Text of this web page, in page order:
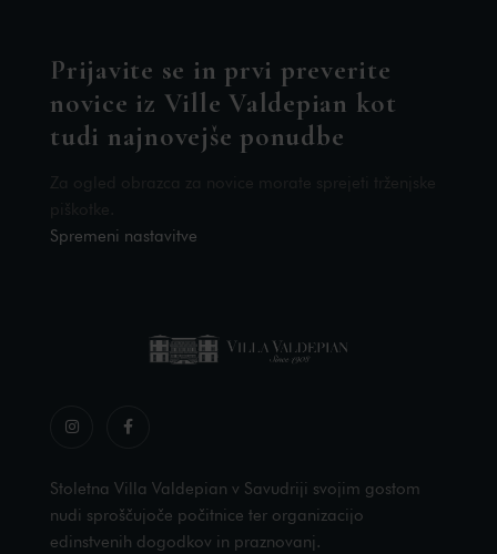
Prijavite se in prvi preverite
novice iz Ville Valdepian kot
tudi najnovejše ponudbe
Spremeni nastavitve
Stoletna Villa Valdepian v Savudriji svojim gostom
nudi sproščujoče počitnice ter organizacijo
edinstvenih dogodkov in praznovanj.